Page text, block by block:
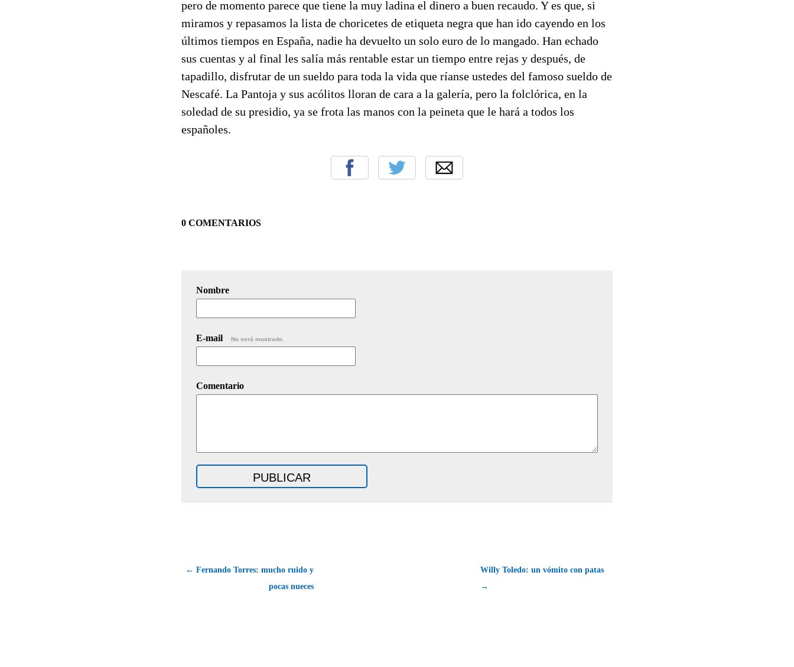
pero de momento parece que tiene la muy ladina el dinero a buen recaudo. Y es que, si
miramos y repasamos la lista de choricetes de etiqueta negra que han ido cayendo en los
últimos tiempos en España, nadie ha devuelto un solo euro de lo mangado. Han echado
sus cuentas y al final les salía más rentable estar un tiempo entre rejas y después, de
tapadillo, disfrutar de un sueldo para toda la vida que ríanse ustedes del famoso sueldo de
Nescafé. La Pantoja y sus acólitos lloran de cara a la galería, pero la folclórica, en la
soledad de su presidio, ya se frota las manos con la peineta que le hará a todos los
españoles.
0 COMENTARIOS
Nombre
E-mail No será mostrado.
Comentario
← Fernando Torres: mucho ruido y
pocas nueces
Willy Toledo: un vómito con patas
→